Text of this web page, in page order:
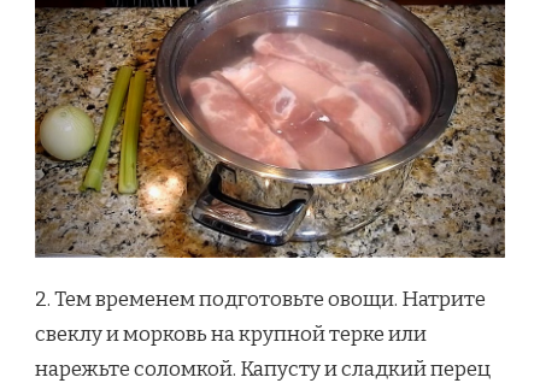
2. Тем временем подготовьте овощи. Натрите
свеклу и морковь на крупной терке или
нарежьте соломкой. Капусту и сладкий перец